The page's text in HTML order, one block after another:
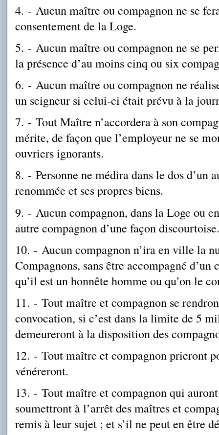
4. - Aucun maître ou compagnon ne se
consentement de la Loge.
5. - Aucun maître ou compagnon ne se
la présence d’au moins cinq ou six
6. - Aucun maître ou compagnon ne
un seigneur si celui-ci était prévu à la
7. - Tout Maître n’accordera à son
mérite, de façon que l’employeur ne se
ouvriers ignorants.
8. - Personne ne médira dans le dos d’un
renommée et ses propres biens.
9. - Aucun compagnon, dans la Loge ou
autre compagnon d’une façon discourtoise.
10. - Aucun compagnon n’ira en ville la
Compagnons, sans être accompagné
qu’il est un honnête homme ou qu’on le
11. - Tout maître et compagnon se
convocation, si c’est dans la limite de 5
demeureront à la disposition des
12. - Tout maître et compagnon prieront
vénéreront.
13. - Tout maître et compagnon qui
soumettront à l’arrêt des maîtres et
remis à leur sujet ; et s’il ne peut en être